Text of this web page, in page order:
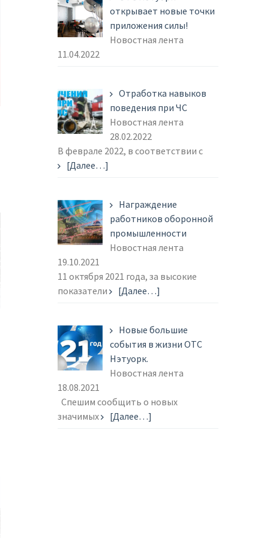
открывает новые точки
приложения силы!
Новостная лента
11.04.2022
Отработка навыков
поведения при ЧС
Новостная лента
28.02.2022
В феврале 2022, в соответствии с
[Далее…]
Награждение
работников оборонной
промышленности
Новостная лента
19.10.2021
11 октября 2021 года, за высокие
показатели
[Далее…]
Новые большие
события в жизни ОТС
Нэтуорк.
Новостная лента
18.08.2021
Спешим сообщить о новых
значимых
[Далее…]